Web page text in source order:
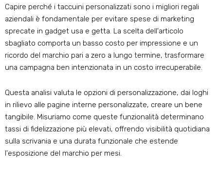
Capire perché i taccuini personalizzati sono i migliori regali
aziendali è fondamentale per evitare spese di marketing
sprecate in gadget usa e getta. La scelta dell'articolo
sbagliato comporta un basso costo per impressione e un
ricordo del marchio pari a zero a lungo termine, trasformare
una campagna ben intenzionata in un costo irrecuperabile.
Questa analisi valuta le opzioni di personalizzazione, dai loghi
in rilievo alle pagine interne personalizzate, creare un bene
tangibile. Misuriamo come queste funzionalità determinano
tassi di fidelizzazione più elevati, offrendo visibilità quotidiana
sulla scrivania e una durata funzionale che estende
l'esposizione del marchio per mesi.